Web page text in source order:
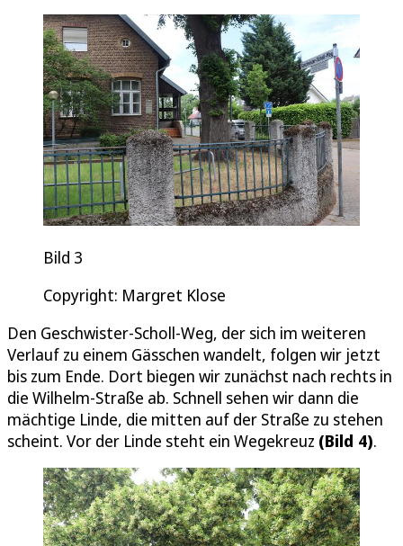
Bild 3
Copyright: Margret Klose
Den Geschwister-Scholl-Weg, der sich im weiteren
Verlauf zu einem Gässchen wandelt, folgen wir jetzt
bis zum Ende. Dort biegen wir zunächst nach rechts in
die Wilhelm-Straße ab. Schnell sehen wir dann die
mächtige Linde, die mitten auf der Straße zu stehen
scheint. Vor der Linde steht ein Wegekreuz (Bild 4).